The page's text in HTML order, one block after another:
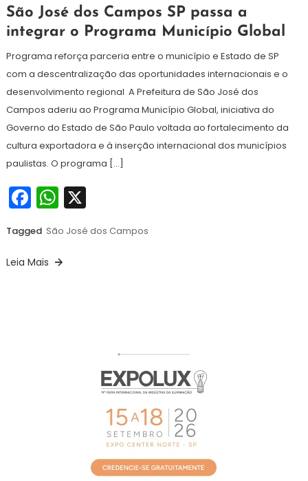
11
de
fevereiro
de
2026
Maurilio
São José dos Campos SP passa a
integrar o Programa Município Global
Programa reforça parceria entre o município e Estado de SP
com a descentralização das oportunidades internacionais e o
desenvolvimento regional A Prefeitura de São José dos
Campos aderiu ao Programa Município Global, iniciativa do
Governo do Estado de São Paulo voltada ao fortalecimento da
cultura exportadora e à inserção internacional dos municípios
paulistas. O programa […]
Facebook
WhatsApp
X
Tagged São José dos Campos
Leia Mais